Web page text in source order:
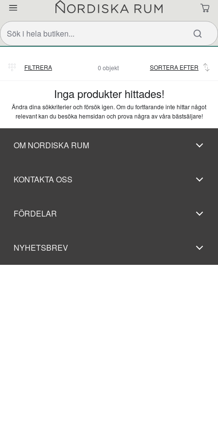
FILTRERA SORTERA EFTER
0 objekt
Inga produkter hittades!
Ändra dina sökkriterier och försök igen. Om du fortfarande inte hittar något
relevant kan du besöka hemsidan och prova några av våra bästsäljare!
OM NORDISKA RUM
KONTAKTA OSS
FÖRDELAR
NYHETSBREV